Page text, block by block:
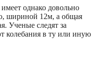
однако довольно
шириной 12м, а общая
Ученые следят за
колебания в ту или иную